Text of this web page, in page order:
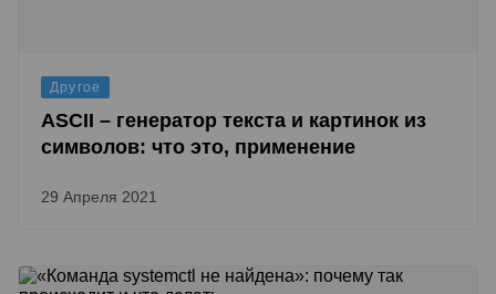
Другое
ASCII – генератор текста и картинок из
символов: что это, применение
29 Апреля 2021